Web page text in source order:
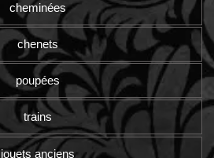
cheminées
chenets
poupées
trains
jouets anciens